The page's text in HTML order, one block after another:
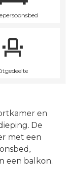
en
De
met een
een balkon.